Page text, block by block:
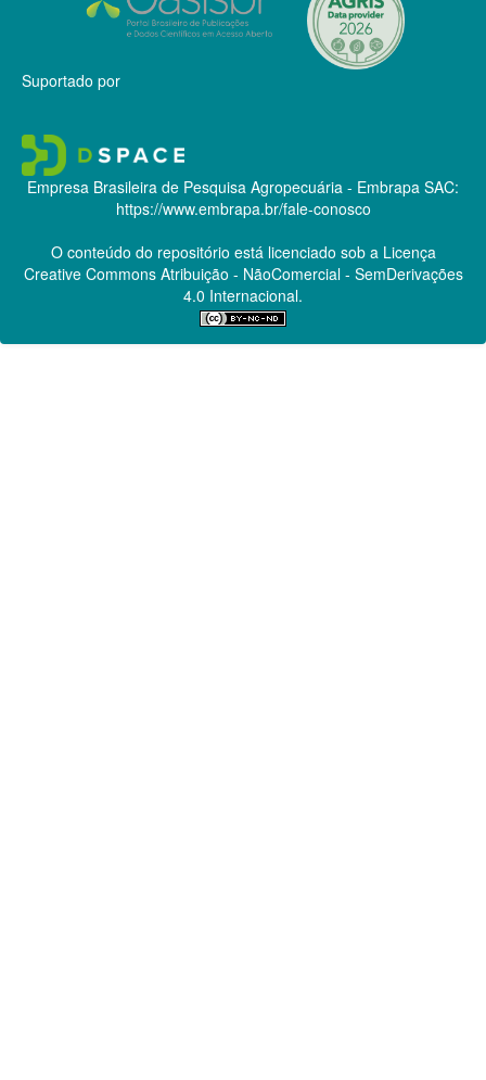
Suportado por
Empresa Brasileira de Pesquisa Agropecuária - Embrapa SAC:
https://www.embrapa.br/fale-conosco
O conteúdo do repositório está licenciado sob a Licença
Creative CommonsAtribuição - NãoComercial - SemDerivações
4.0 Internacional.